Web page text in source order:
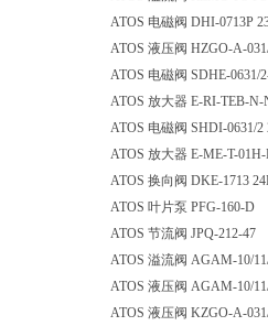
ATOS 电磁阀 DHI-0713P
ATOS 液压阀 HZGO-A-
ATOS 电磁阀 SDHE-0631/
ATOS 放大器 E-RI-TEB-N-
ATOS 电磁阀 SHDI-0631/2
ATOS 放大器 E-ME-T-
ATOS 换向阀 DKE-1713
ATOS 叶片泵 PFG-160-D
ATOS 节流阀 JPQ-212-47
ATOS 溢流阀 AGAM-10/
ATOS 液压阀 AGAM-10/
ATOS 液压阀 KZGO-A-